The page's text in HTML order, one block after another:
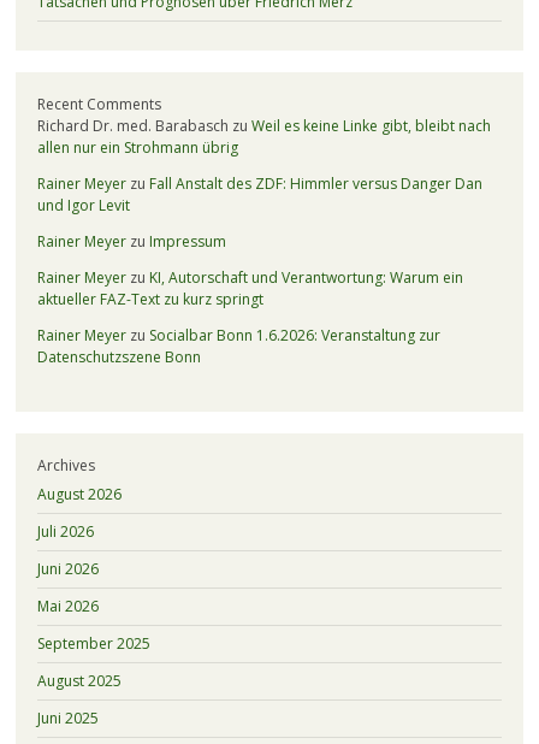
Recent Comments
Richard Dr. med. Barabasch zu Weil es keine Linke gibt, bleibt nach
allen nur ein Strohmann übrig
Rainer Meyerzu Fall Anstalt des ZDF: Himmler versus Danger Dan
und Igor Levit
Rainer Meyerzu Impressum
Rainer Meyerzu KI, Autorschaft und Verantwortung: Warum ein
aktueller FAZ-Text zu kurz springt
Rainer Meyerzu Socialbar Bonn 1.6.2026: Veranstaltung zur
Datenschutzszene Bonn
Archives
August 2026
Juli 2026
Juni 2026
Mai 2026
September 2025
August 2025
Juni 2025